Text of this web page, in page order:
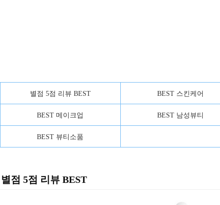
별점 5점 리뷰 BEST BEST 스킨케어
BEST 메이크업 BEST 남성뷰티
BEST 뷰티소품
별점 5점 리뷰 BEST